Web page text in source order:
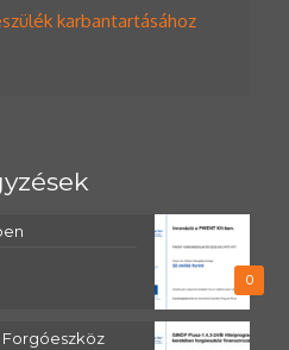
karbantartásához
0
Forgóeszköz